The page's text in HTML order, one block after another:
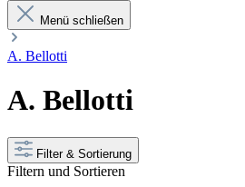
Menü schließen
A. Bellotti
A. Bellotti
Filter & Sortierung
Filtern und Sortieren